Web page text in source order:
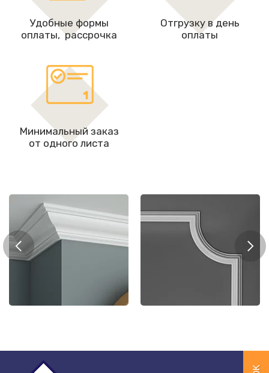
Удобные формы
оплаты, рассрочкa
Отгрузку в день
оплаты
Минимальный заказ
от одного листа